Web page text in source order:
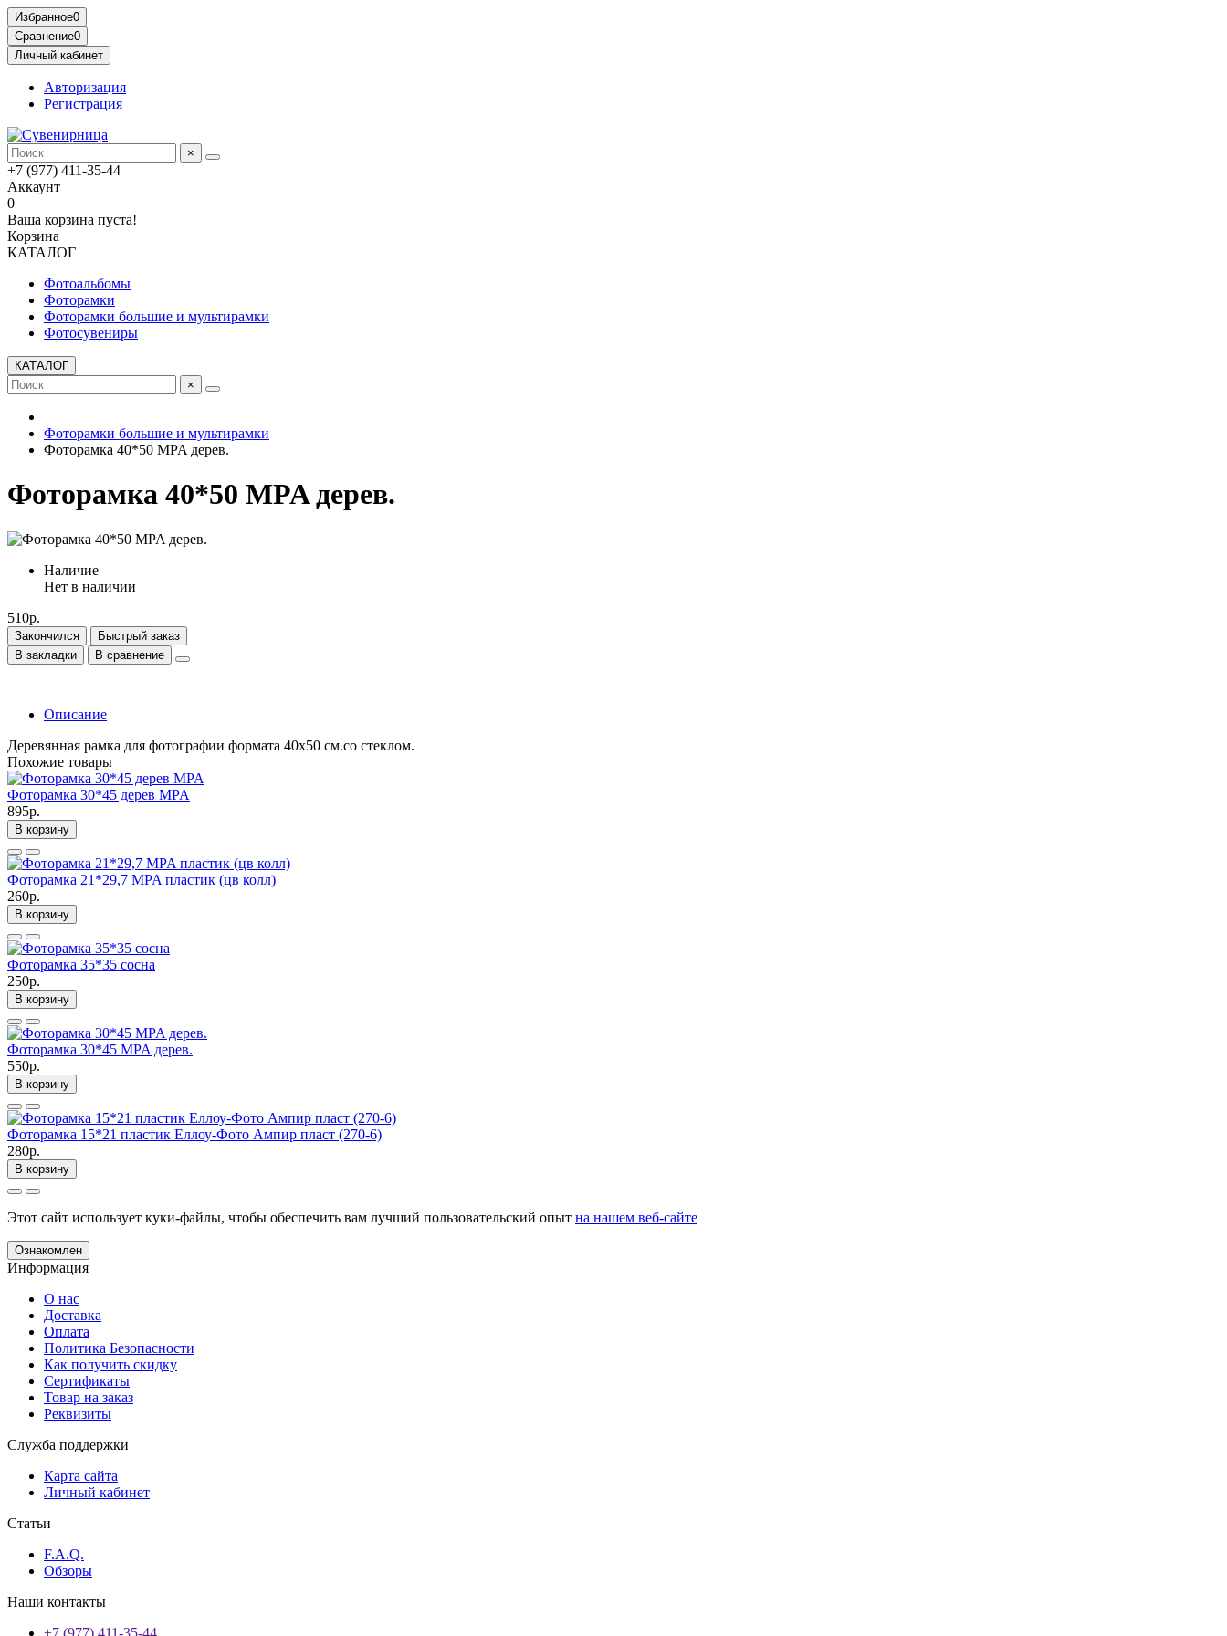
Избранное0
Сравнение0
Личный кабинет
Авторизация
Регистрация
×
+7 (977) 411-35-44
Аккаунт
0
Ваша корзина пуста!
Корзина
КАТАЛОГ
Фотоальбомы
Фоторамки
Фоторамки большие и мультирамки
Фотосувениры
КАТАЛОГ
×
Фоторамки большие и мультирамки
Фоторамка 40*50 MPA дерев.
Фоторамка 40*50 MPA дерев.
Наличие
Нет в наличии
510р.
Закончился
Быстрый заказ
В закладки
В сравнение
Описание
Деревянная рамка для фотографии формата 40х50 см.со стеклом.
Похожие товары
Фоторамка 30*45 дерев MPA
895р.
В корзину
Фоторамка 21*29,7 MPA пластик (цв колл)
260р.
В корзину
Фоторамка 35*35 сосна
250р.
В корзину
Фоторамка 30*45 MPA дерев.
550р.
В корзину
Фоторамка 15*21 пластик Еллоу-Фото Ампир пласт (270-6)
280р.
В корзину
Этот сайт использует куки-файлы, чтобы обеспечить вам лучший пользовательский опыт на нашем веб-сайте
Ознакомлен
Информация
О нас
Доставка
Оплата
Политика Безопасности
Как получить скидку
Сертификаты
Товар на заказ
Реквизиты
Служба поддержки
Карта сайта
Личный кабинет
Статьи
F.A.Q.
Обзоры
Наши контакты
+7 (977) 411-35-44